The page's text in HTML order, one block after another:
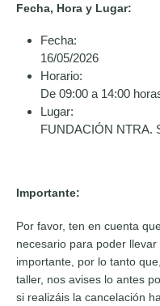
Fecha, Hora y Lugar:
Fecha:
16/05/2026
Horario:
De 09:00 a 14:00
Lugar:
FUNDACIÓN NTRA.
Importante:
Por favor, ten en cuenta
necesario para poder
importante, por lo tanto
taller, nos avises lo antes
si realizáis la cancelación